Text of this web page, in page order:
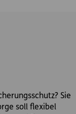
Sie
soll flexibel